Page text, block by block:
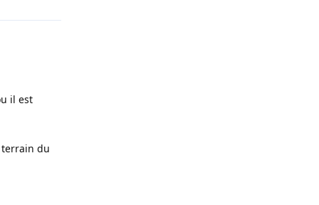
il est
terrain du